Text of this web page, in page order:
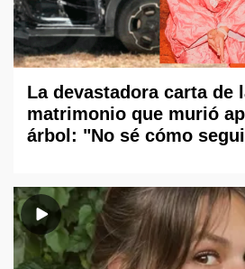
La devastadora carta de
matrimonio que murió
árbol: "No sé cómo